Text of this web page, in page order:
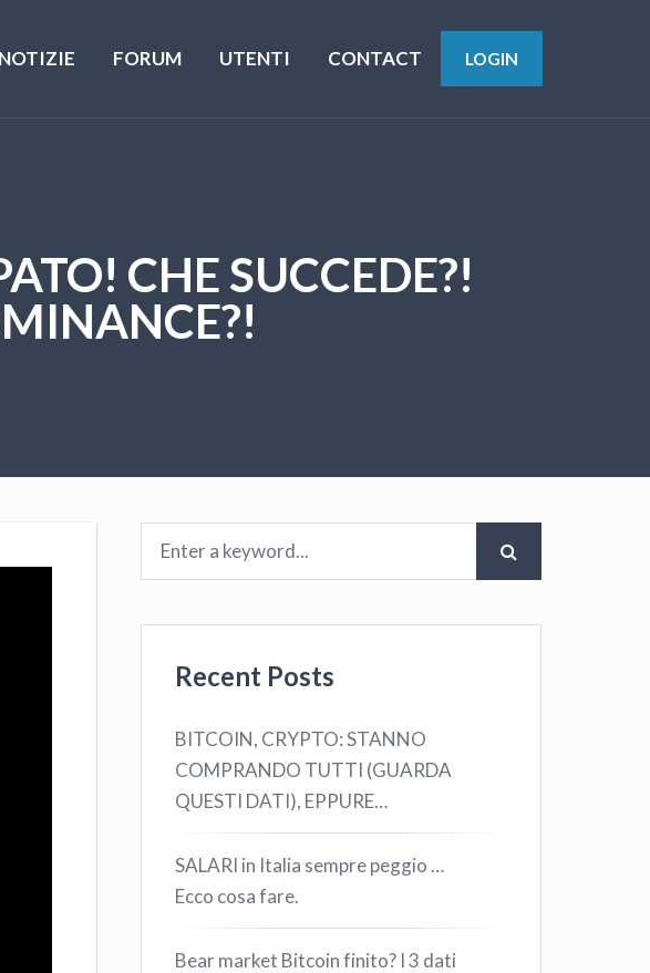
NOTIZIE FORUM UTENTI CONTACT LOGIN
CHE SUCCEDE?!
Recent Posts
BITCOIN, CRYPTO: STANNO
COMPRANDO TUTTI (GUARDA
QUESTI DATI), EPPURE…
SALARI in Italia sempre peggio …
Ecco cosa fare.
Bear market Bitcoin finito? I 3 dati